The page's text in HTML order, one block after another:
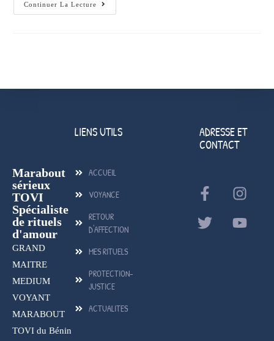
Continuer La Lecture
Marabout
sérieux
TOVI
Spécialiste
de rituels
d'amour
GRAND
MAITRE
MEDIUM
VOYANT
MARABOUT
TOVI du Bénin
LIENS UTILS
ACCUEIL
VOYANCE
RETOUR
D'AFFECTION
MES RITUELS
PROTECTION-
JUSTICE
ACTUALITES
ADRESSE ET
CONTACT